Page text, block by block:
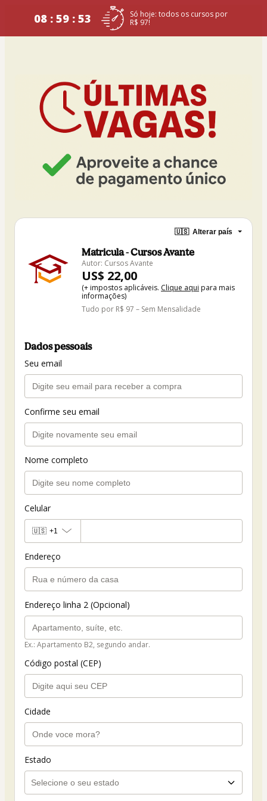
08 : 59 : 53
Só hoje: todos os cursos por
R$ 97!
🇺🇸 Alterar país
Matricula - Cursos Avante
Autor: Cursos Avante
US$ 22,00
(+ impostos aplicáveis. Clique aqui para mais
informações)
Tudo por R$ 97 – Sem Mensalidade
Dados pessoais
Seu email
Confirme seu email
Nome completo
Celular
🇺🇸 +1
Endereço
Endereço linha 2 (Opcional)
Ex.: Apartamento B2, segundo andar.
Código postal (CEP)
Cidade
Estado